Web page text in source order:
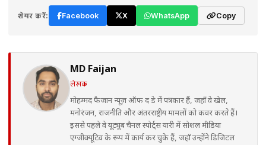
शेयर करें: Facebook X WhatsApp Copy
MD Faijan
लेखक
मोहम्मद फैजान न्यूज़ ऑफ द डे में पत्रकार हैं, जहाँ वे खेल,
मनोरंजन, राजनीति और अंतरराष्ट्रीय मामलों को कवर करते हैं।
इससे पहले वे यूट्यूब चैनल स्पोर्ट्स यारी में सोशल मीडिया
एग्जीक्यूटिव के रूप में कार्य कर चुके हैं, जहाँ उन्होंने डिजिटल